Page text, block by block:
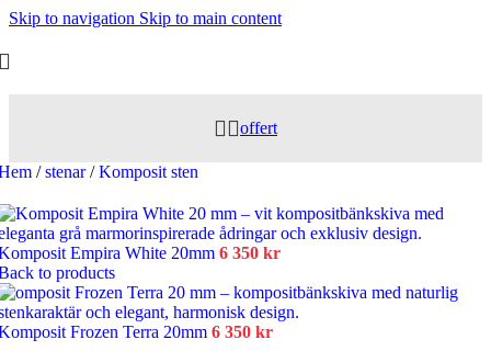
Skip to navigation Skip to main content
offert
/ stenar/ Komposit sten
Empira White 20mm 6 350 kr
to products
Frozen Terra 20mm 6 350 kr